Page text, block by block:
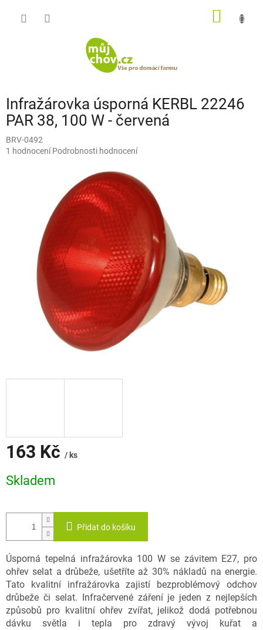
Infražárovka úsporná KERBL 22246
PAR 38, 100 W - červená
BRV-0492
Průměrné
1 hodnocení Podrobnosti hodnocení
163 Kč / ks
cena:
Skladem
Přidat do košíku
Úsporná tepelná infražárovka 100 W se závitem E27, pro
ohřev selat a drůbeže, ušetříte až 30% nákladů na energie.
Tato kvalitní infražárovka zajistí bezproblémový odchov
drůbeže či selat. Infračervené záření je jeden z nejlepších
způsobů pro kvalitní ohřev zvířat, jelikož dodá potřebnou
dávku světla i tepla pro zdravý vývoj kuřat a